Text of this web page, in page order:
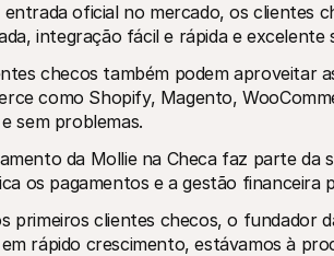
entrada oficial no mercado, os clientes
integração fácil e rápida e
checos também podem aproveitar
como Shopify, Magento,
sem problemas.
da Mollie na Checa faz parte da
os pagamentos e a gestão financeira
primeiros clientes checos, o fundador
rápido crescimento, estávamos à